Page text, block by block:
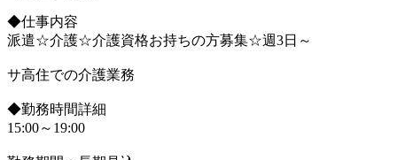
◆仕事内容
派遣☆介護☆介護資格お持ちの方募集☆週3日～
サ高住での介護業務
◆勤務時間詳細
15:00～19:00